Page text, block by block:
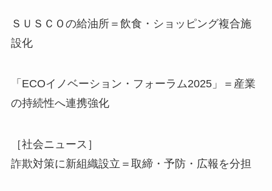
ＳＵＳＣＯの給油所＝飲食・ショッピング複合施
設化
「ECOイノベーション・フォーラム2025」＝産業
の持続性へ連携強化
［社会ニュース］
詐欺対策に新組織設立＝取締・予防・広報を分担